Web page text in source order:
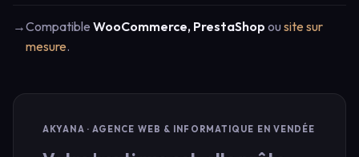
→Compatible WooCommerce, PrestaShop ou site sur
mesure.
AKYANA · AGENCE WEB & INFORMATIQUE EN VENDÉE